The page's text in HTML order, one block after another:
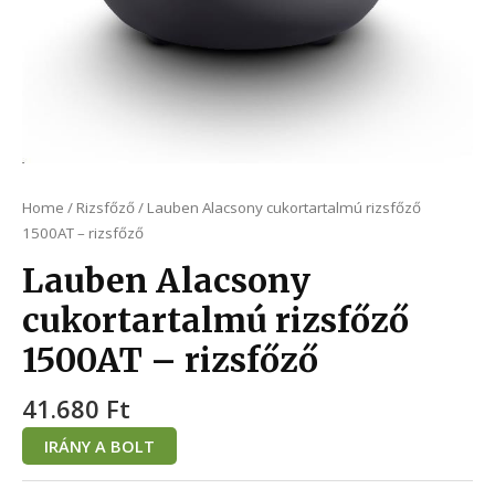
Home / Rizsfőző/ Lauben Alacsony cukortartalmú rizsfőző
1500AT – rizsfőző
Lauben Alacsony
cukortartalmú rizsfőző
1500AT – rizsfőző
41.680 Ft
IRÁNY A BOLT